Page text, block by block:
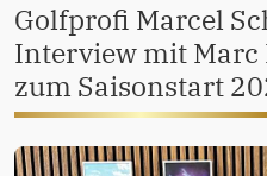
Golfprofi Marcel
Interview mit Marc
zum Saisonstart